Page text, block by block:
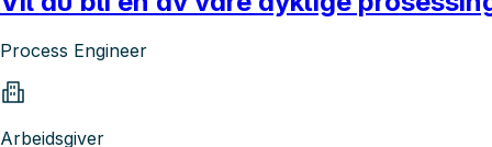
Process Engineer
Arbeidsgiver